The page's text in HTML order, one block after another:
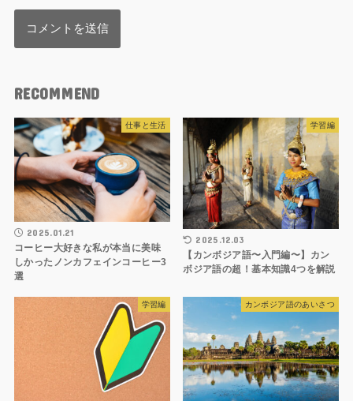
RECOMMEND
仕事と生活
2025.01.21
コーヒー大好きな私が本当に美味
しかったノンカフェインコーヒー3
選
学習編
2025.12.03
【カンボジア語〜入門編〜】カン
ボジア語の超！基本知識4つを解説
学習編 カンボジア語のあいさつ